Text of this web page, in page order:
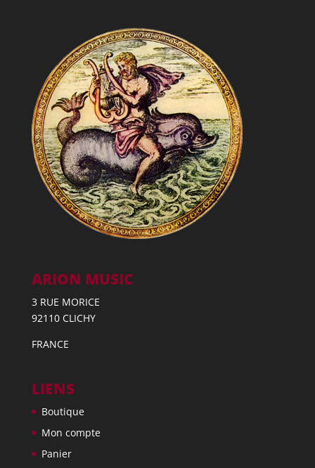
ARION MUSIC
3 RUE MORICE
92110 CLICHY
FRANCE
LIENS
Boutique
Mon compte
Panier